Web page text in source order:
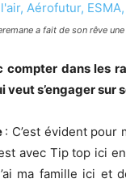
a fait de son rêve
compter dans les
veut s’engager sur
: C’est évident pour
avec Tip top ici
ma famille ici et